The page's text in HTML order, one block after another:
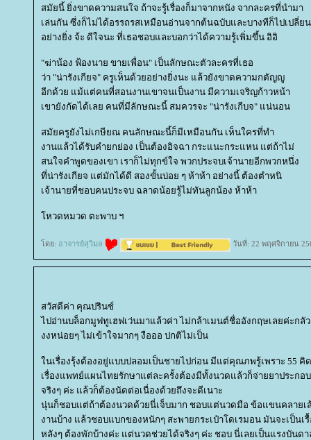
สมัยนี้ ยิ่งขาดความสนใจ ถ้าจะรู้เรื่องก็มาจากหนัง จากละครที่นำมา
เล่นกัน ซึ่งก็ไม่ได้อรรถรสเหมือนอ่านจากต้นฉบับและบางทีก็ไปเปลี่ย
อย่างยิ่ง จ้ะ ดีใจนะ ที่เธอชอบและบอกว่าได้ความรู้เพิ่มขึ้น อิอิ
"ฆ่าน้อง ฟ้องนาย ขายเพื่อน" เป็นลักษณะตัวละครที่เธอ
ว่า "น่ารังเกียจ" ครูเห็นด้วยอย่างยิ่งนะ แล้วยังขาดความกตัญญู
อีกด้วย แม้แต่คนที่สอนงานเขาจนเป็นงาน มีความเจริญก้าวหน้า
เขายังกัดได้เลย คนที่มีลักษณะนี้ สมควรจะ "น่ารังเกีบจ" แน่นอน
สมัยครูยังไม่เกษียณ คนลักษณะนี้ก็มีเหมือนกัน เห็นใครที่ทำ
งานแล้วได้รับคำยกย่อง เป็นต้องอิจฉา กระแนะกระแหน แต่ถ้าไม่
สนใจคำพูดของเขา เราก็ไม่ทุกข์ใจ พวกประจบเจ้านายอีกพวกหนึ่ง
ที่น่ารังเกียจ แต่มักได้ดี สองขั้นบ่อย ๆ ห้าห้า อย่างนี้ ต้องตำหนิ
เจ้านายที่ชอบคนประจบ ฉลาดน้อยรู้ไม่ทันลูกน้อง ห้าห้า
หวดหมวด ตะพาบ ฯ
ดย: อาจารย์สุวิมล วันที่: 22 พฤศจิกายน
สวัสดีค่า คุณปรินซ์
ไปอ่านบล็อกมูฟทูเฮฟเว่นมาแล้วค่า ไม่กล้าเมนต์ชื่ออังกฤษเลยค่ะกลั
งงหน่อยๆ ไม่เข้าใจมากๆ งือออ ปกติไม่เป็น
นเรื่องรุ้งต้องอยู่แบบปลอมเป็นชายไปก่อน มีแต่คุณภพรู้เพราะ 55 คิด
เรื่องแพทย์แผนไทยรักษาแต่ละครั้งต้องมีทั้งนวดแล้วก็จ่ายยาประกอ
จริงๆ ค่ะ แล้วก็ต้องนัดต่อเนื่องด้วยถึงจะดีเนาะ
นุ่นก็ชอบแต่ถ้าต้องนวดด้วยนี่เจ็บมาก ชอบแต่นวดมือ ข้อแขนคลายเ
งานบ้าง แล้วชอบแบกของหนักๆ สะพายกระเป๋าโดเรมอน มันจะเป็น
หลังๆ ต้องพักบ้างค่ะ แต่นวดช่วยได้จริงๆ ค่ะ ชอบ นี่เลยเป็นแรงบันดา